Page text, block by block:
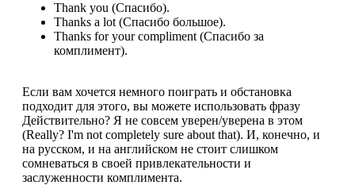
Thank you (Спасибо).
Thanks a lot (Спасибо большое).
Thanks for your compliment (Спасибо за
комплимент).
Если вам хочется немного поиграть и обстановка
подходит для этого, вы можете использовать фразу
Действительно? Я не совсем уверен/уверена в этом
(Really? I'm not completely sure about that). И, конечно, и
на русском, и на английском не стоит слишком
сомневаться в своей привлекательности и
заслуженности комплимента.